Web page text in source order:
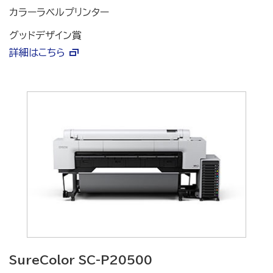
カラーラベルプリンター
グッドデザイン賞
詳細はこちら
SureColor SC-P20500